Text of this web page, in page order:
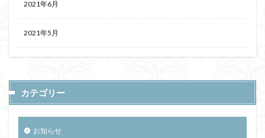
2021年6月
2021年5月
カテゴリー
お知らせ